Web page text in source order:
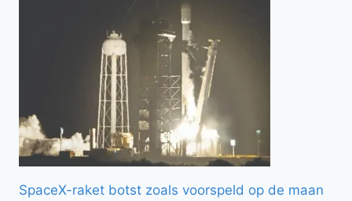
SpaceX-raket botst zoals voorspeld op de maan